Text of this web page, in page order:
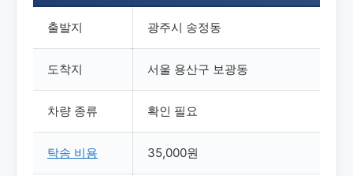
출발지 광주시 송정동
도착지 서울 용산구 보광동
차량 종류 확인 필요
탁송 비용 35,000원